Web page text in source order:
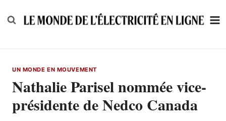
to
UN MONDE EN MOUVEMENT
Nathalie Parisel nommée vice-
présidente de Nedco Canada